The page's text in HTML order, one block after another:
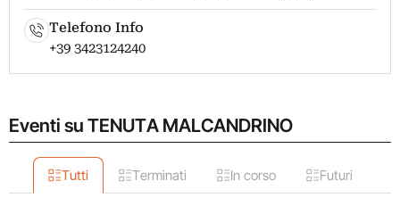
Telefono Info
+39 3423124240
Eventi su TENUTA MALCANDRINO
Tutti Terminati In corso Futuri